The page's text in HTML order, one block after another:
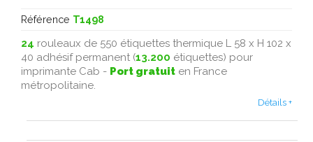
Référence T1498
24 rouleaux de 550 étiquettes thermique L 58 x H 102 x
40 adhésif permanent (13.200 étiquettes) pour
imprimante Cab - Port gratuit en France
métropolitaine .
Détails +